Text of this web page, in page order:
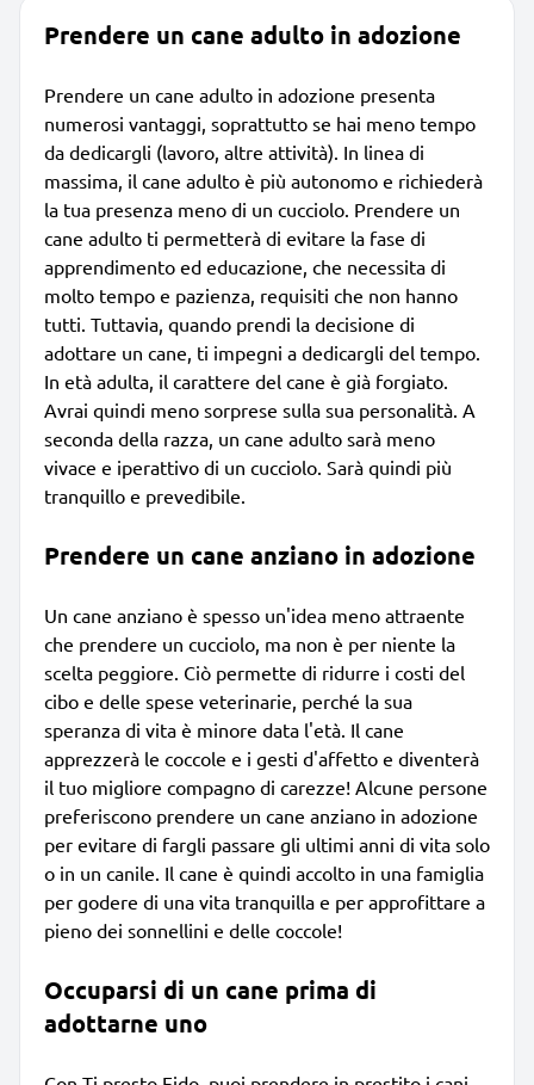
Prendere un cane adulto in adozione
Prendere un cane adulto in adozione presenta
numerosi vantaggi, soprattutto se hai meno tempo
da dedicargli (lavoro, altre attività). In linea di
massima, il cane adulto è più autonomo e richiederà
la tua presenza meno di un cucciolo. Prendere un
cane adulto ti permetterà di evitare la fase di
apprendimento ed educazione, che necessita di
molto tempo e pazienza, requisiti che non hanno
tutti. Tuttavia, quando prendi la decisione di
adottare un cane, ti impegni a dedicargli del tempo.
In età adulta, il carattere del cane è già forgiato.
Avrai quindi meno sorprese sulla sua personalità. A
seconda della razza, un cane adulto sarà meno
vivace e iperattivo di un cucciolo. Sarà quindi più
tranquillo e prevedibile.
Prendere un cane anziano in adozione
Un cane anziano è spesso un'idea meno attraente
che prendere un cucciolo, ma non è per niente la
scelta peggiore. Ciò permette di ridurre i costi del
cibo e delle spese veterinarie, perché la sua
speranza di vita è minore data l'età. Il cane
apprezzerà le coccole e i gesti d'affetto e diventerà
il tuo migliore compagno di carezze! Alcune persone
preferiscono prendere un cane anziano in adozione
per evitare di fargli passare gli ultimi anni di vita solo
o in un canile. Il cane è quindi accolto in una famiglia
per godere di una vita tranquilla e per approfittare a
pieno dei sonnellini e delle coccole!
Occuparsi di un cane prima di
adottarne uno